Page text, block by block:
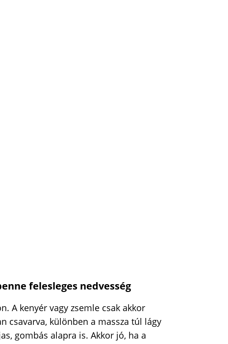
felesleges nedvesség
A kenyér vagy zsemle csak akkor
csavarva, különben a massza túl lágy
gombás alapra is. Akkor jó, ha a